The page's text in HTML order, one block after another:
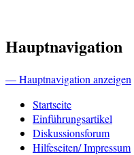
Hauptnavigation
— Hauptnavigation anzeigen
Startseite
Einführungsartikel
Diskussionsforum
Hilfeseiten/ Impressum